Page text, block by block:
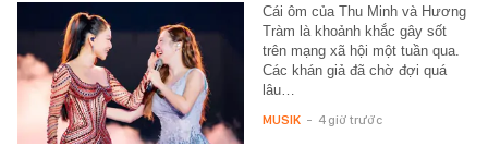
Cái ôm của Thu Minh và Hương
Tràm là khoảnh khắc gây sốt
trên mạng xã hội một tuần qua.
Các khán giả đã chờ đợi quá
lâu…
MUSIK - 4 giờ trước